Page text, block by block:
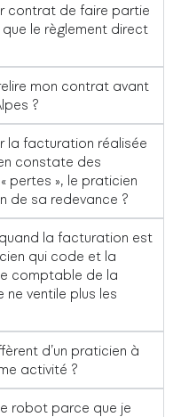
contrat de faire partie
le règlement direct
mon contrat avant
?
la facturation réalisée
constate des
pertes », le praticien
de sa redevance ?
la facturation est
qui code et la
comptable de la
ne ventile plus les
d’un praticien à
activité ?
robot parce que je